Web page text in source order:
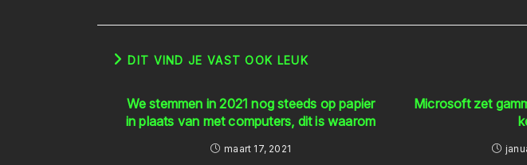
DIT VIND JE VAST OOK LEUK
We stemmen in 2021 nog steeds op papier
in plaats van met computers, dit is waarom
maart 17, 2021
Microsoft zet